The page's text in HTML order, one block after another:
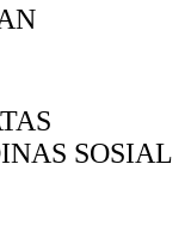
SOSIAL